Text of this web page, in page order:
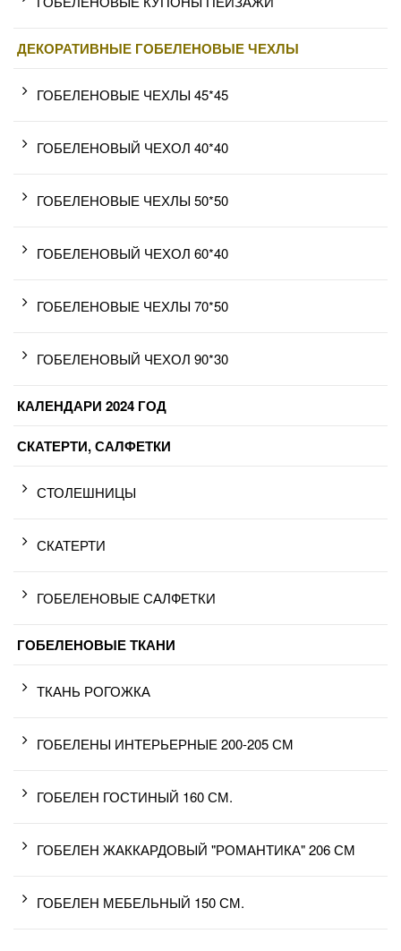
ДЕКОРАТИВНЫЕ ГОБЕЛЕНОВЫЕ ЧЕХЛЫ
ГОБЕЛЕНОВЫЕ ЧЕХЛЫ 45*45
ГОБЕЛЕНОВЫЙ ЧЕХОЛ 40*40
ГОБЕЛЕНОВЫЕ ЧЕХЛЫ 50*50
ГОБЕЛЕНОВЫЙ ЧЕХОЛ 60*40
ГОБЕЛЕНОВЫЕ ЧЕХЛЫ 70*50
ГОБЕЛЕНОВЫЙ ЧЕХОЛ 90*30
КАЛЕНДАРИ 2024 ГОД
СКАТЕРТИ, САЛФЕТКИ
СТОЛЕШНИЦЫ
СКАТЕРТИ
ГОБЕЛЕНОВЫЕ САЛФЕТКИ
ГОБЕЛЕНОВЫЕ ТКАНИ
ТКАНЬ РОГОЖКА
ГОБЕЛЕНЫ ИНТЕРЬЕРНЫЕ 200-205 СМ
ГОБЕЛЕН ГОСТИНЫЙ 160 СМ.
ГОБЕЛЕН ЖАККАРДОВЫЙ "РОМАНТИКА" 206 СМ
ГОБЕЛЕН МЕБЕЛЬНЫЙ 150 СМ.